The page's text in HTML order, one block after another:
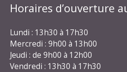
Horaires d’ouverture
Lundi : 13h30 à 17h30
Mercredi : 9h00 à 13h00
Jeudi : de 9h00 à 12h00
Vendredi : 13h30 à 17h30